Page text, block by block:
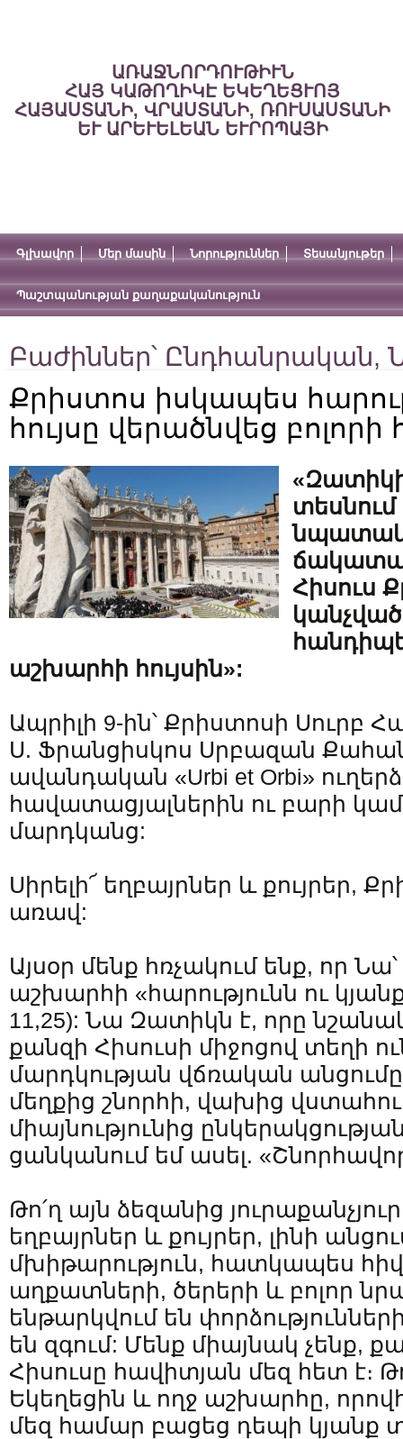
ԱՌԱՋՆՈՐԴՈՒԹԻՒՆ
ՀԱՅ ԿԱԹՈՂԻԿԷ ԵԿԵՂԵՑՒՈՅ
ՀԱՅԱՍՏԱՆԻ, ՎՐԱՍՏԱՆԻ, ՌՈՒՍԱՍՏԱՆԻ
ԵՒ ԱՐԵՒԵԼԵԱՆ ԵՒՐՈՊԱՅԻ
Գլխավոր Մեր մասին Նորություններ Տեսանյութեր
Պաշտպանության քաղաքականություն
Բաժիններ՝ Ընդհանրական,
Քրիստոս իսկապես
հույսը վերածնվեց
Հիսուս
աշխարհի հույսին»:
Ապրիլի 9-ին՝ Քրիստոսի Սուրբ
Ս. Ֆրանցիսկոս Սրբազան
ավանդական «Urbi et Orbi»
հավատացյալներին ու բարի
մարդկանց:
Սիրելի՜ եղբայրներ և քույրեր,
առավ:
Այսօր մենք հռչակում ենք, որ
աշխարհի «հարությունն ու
11,25): Նա Զատիկն է, որը
քանզի Հիսուսի միջոցով տեղի
մարդկության վճռական
մեղքից շնորհի, վախից
միայնությունից
ցանկանում եմ ասել.
Թո՛ղ այն ձեզանից
եղբայրներ և քույրեր, լինի
մխիթարություն, հատկապես
աղքատների, ծերերի և բոլոր
ենթարկվում են
են զգում: Մենք միայնակ չենք,
Հիսուսը հավիտյան մեզ հետ է։
Եկեղեցին և ողջ աշխարհը,
մեզ համար բացեց դեպի կյանք